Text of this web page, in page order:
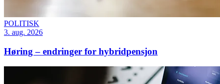
POLITISK
3. aug. 2026
Høring – endringer for hybridpensjon